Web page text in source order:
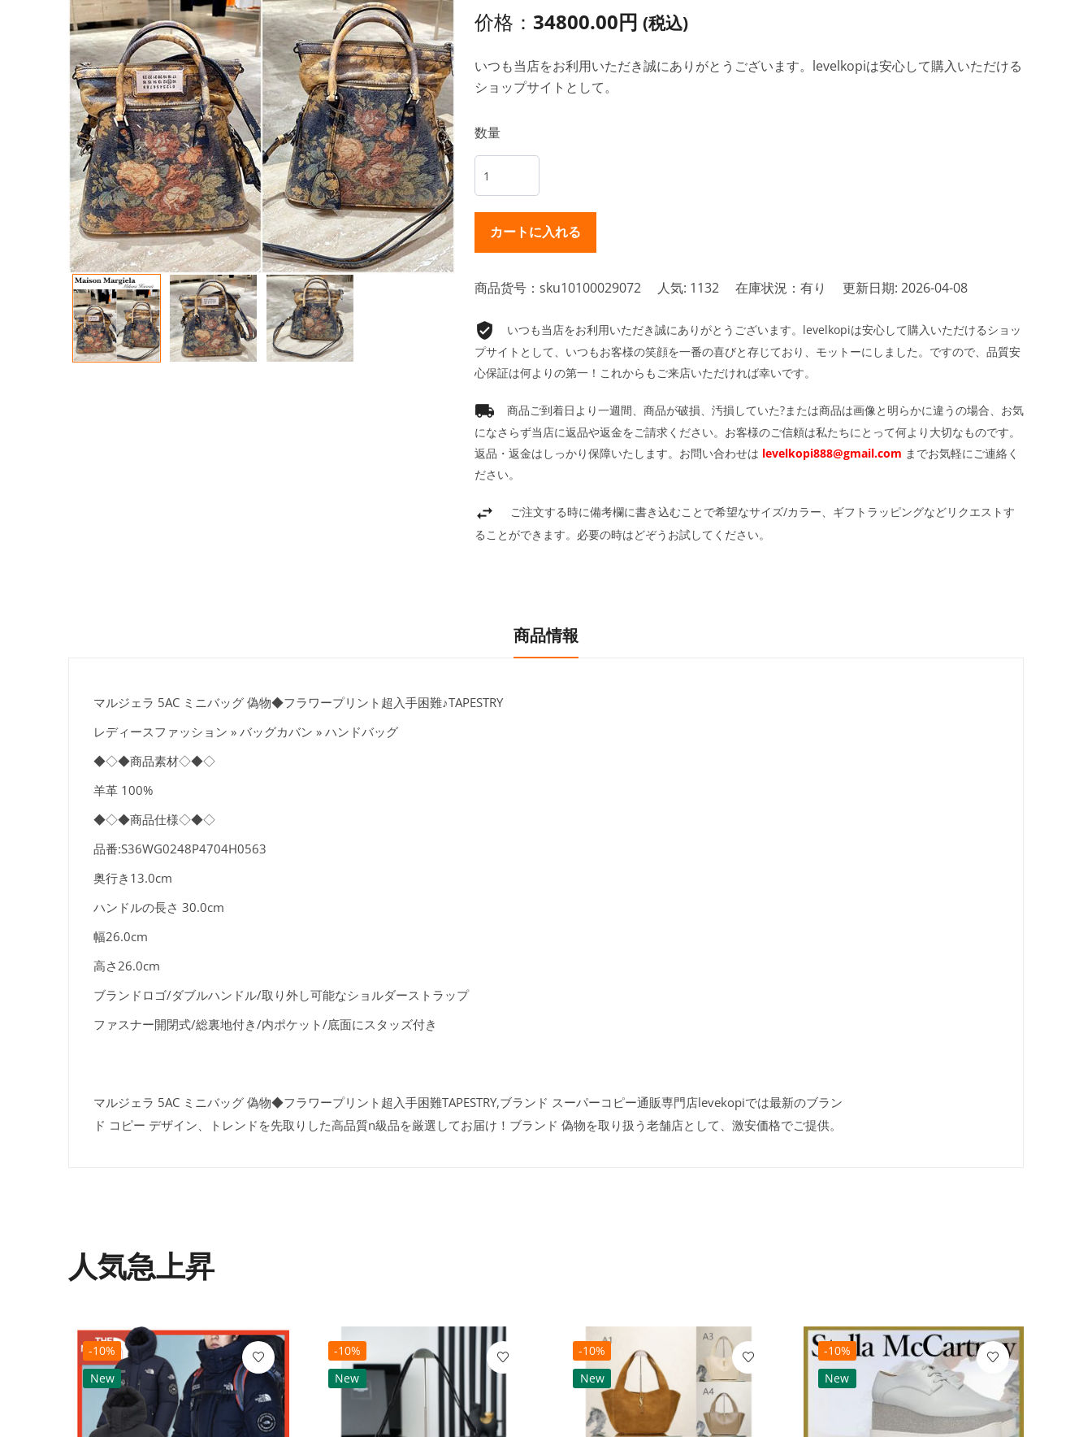
价格： 34800.00円 (税込)
いつも当店をお利用いただき誠にありがとうございます。levelkopiは安心して購入いただける
ショップサイトとして。
数量
商品货号：sku10100029072 人気: 1132 在庫状況：有り 更新日期: 2026-04-08
いつも当店をお利用いただき誠にありがとうございます。levelkopiは安心して購入いただけるショッ
プサイトとして、いつもお客様の笑顔を一番の喜びと存じており、モットーにしました。ですので、品質安
心保証は何よりの第一！これからもご来店いただければ幸いです。
商品ご到着日より一週間、商品が破損、汚損していた?または商品は画像と明らかに違うの場合、お気
になさらず当店に返品や返金をご請求ください。お客様のご信頼は私たちにとって何より大切なものです。
返品・返金はしっかり保障いたします。お問い合わせは levelkopi888@gmail.com までお気軽にご連絡く
ださい。
ご注文する時に備考欄に書き込むことで希望なサイズ/カラー、ギフトラッピングなどリクエストす
ることができます。必要の時はどぞうお試してください。
商品情報
マルジェラ 5AC ミニバッグ 偽物◆フラワープリント超入手困難♪TAPESTRY
レディースファッション » バッグカバン » ハンドバッグ
◆◇◆商品素材◇◆◇
羊革 100%
◆◇◆商品仕様◇◆◇
品番:S36WG0248P4704H0563
奥行き13.0cm
ハンドルの長さ 30.0cm
幅26.0cm
高さ26.0cm
ブランドロゴ/ダブルハンドル/取り外し可能なショルダーストラップ
ファスナー開閉式/総裏地付き/内ポケット/底面にスタッズ付き
マルジェラ 5AC ミニバッグ 偽物◆フラワープリント超入手困難TAPESTRY,ブランド スーパーコピー通販専門店levekopiでは最新のブラン
ド コピー デザイン、トレンドを先取りした高品質n級品を厳選してお届け！ブランド 偽物を取り扱う老舗店として、激安価格でご提供。
人気急上昇
-10%
New
-10%
New
-10%
New
-10%
New